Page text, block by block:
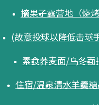
摘果子露营地（烧
(故意投球以降低击球
素食荞麦面/乌冬面
住宿/温泉清水羊羹